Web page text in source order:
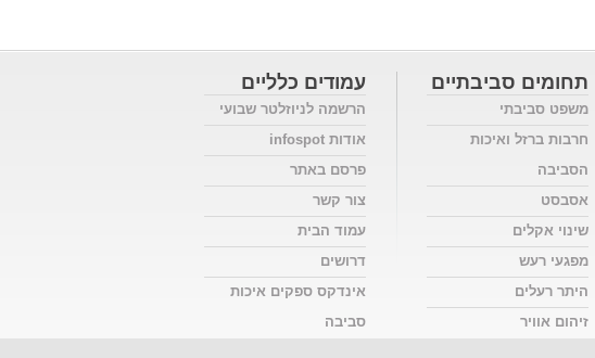
תחומים סביבתיים
משפט סביבתי
חרבות ברזל ואיכות
הסביבה
אסבסט
שינוי אקלים
מפגעי רעש
היתר רעלים
זיהום אוויר
עמודים כלליים
הרשמה לניוזלטר שבועי
אודות infospot
פרסם באתר
צור קשר
עמוד הבית
דרושים
אינדקס ספקים איכות
סביבה